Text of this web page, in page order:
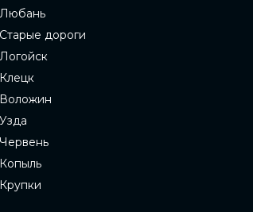
Любань
Старые дороги
Логойск
Клецк
Воложин
Узда
Червень
Копыль
Крупки